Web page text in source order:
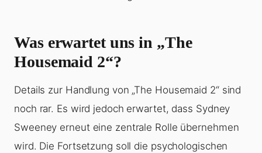
Was erwartet uns in „The
Housemaid 2“?
Details zur Handlung von „The Housemaid 2“ sind
noch rar. Es wird jedoch erwartet, dass Sydney
Sweeney erneut eine zentrale Rolle übernehmen
wird. Die Fortsetzung soll die psychologischen